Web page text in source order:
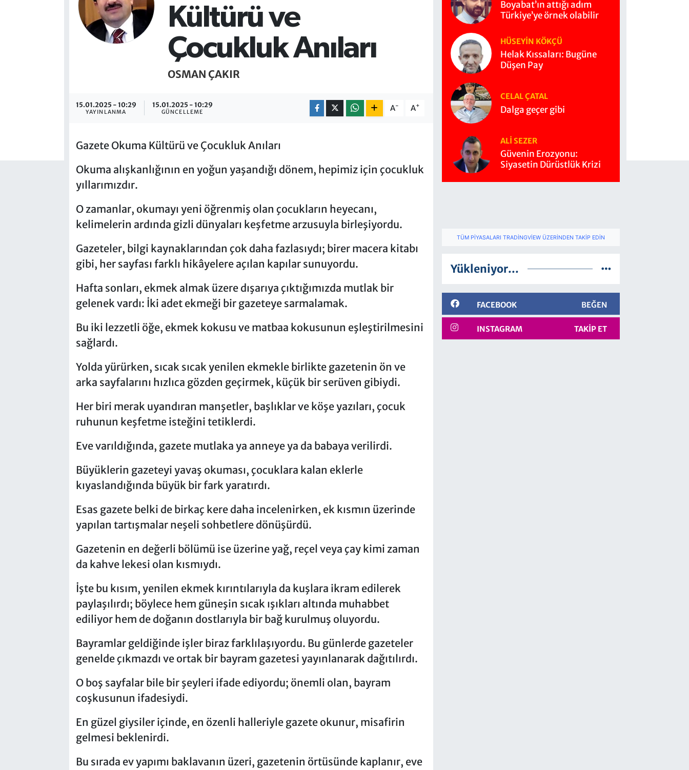
Kültürü ve
Çocukluk Anıları
OSMAN ÇAKIR
15.01.2025 - 10:29
YAYINLANMA
15.01.2025 - 10:29
GÜNCELLEME A- A+
Gazete Okuma Kültürü ve Çocukluk Anıları
Okuma alışkanlığının en yoğun yaşandığı dönem, hepimiz için çocukluk
yıllarımızdır.
O zamanlar, okumayı yeni öğrenmiş olan çocukların heyecanı,
kelimelerin ardında gizli dünyaları keşfetme arzusuyla birleşiyordu.
Gazeteler, bilgi kaynaklarından çok daha fazlasıydı; birer macera kitabı
gibi, her sayfası farklı hikâyelere açılan kapılar sunuyordu.
Hafta sonları, ekmek almak üzere dışarıya çıktığımızda mutlak bir
gelenek vardı: İki adet ekmeği bir gazeteye sarmalamak.
Bu iki lezzetli öğe, ekmek kokusu ve matbaa kokusunun eşleştirilmesini
sağlardı.
Yolda yürürken, sıcak sıcak yenilen ekmekle birlikte gazetenin ön ve
arka sayfalarını hızlıca gözden geçirmek, küçük bir serüven gibiydi.
Her biri merak uyandıran manşetler, başlıklar ve köşe yazıları, çocuk
ruhunun keşfetme isteğini tetiklerdi.
Eve varıldığında, gazete mutlaka ya anneye ya da babaya verilirdi.
Büyüklerin gazeteyi yavaş okuması, çocuklara kalan eklerle
kıyaslandığında büyük bir fark yaratırdı.
Esas gazete belki de birkaç kere daha incelenirken, ek kısmın üzerinde
yapılan tartışmalar neşeli sohbetlere dönüşürdü.
Gazetenin en değerli bölümü ise üzerine yağ, reçel veya çay kimi zaman
da kahve lekesi olan kısmıydı.
İşte bu kısım, yenilen ekmek kırıntılarıyla da kuşlara ikram edilerek
paylaşılırdı; böylece hem güneşin sıcak ışıkları altında muhabbet
ediliyor hem de doğanın dostlarıyla bir bağ kurulmuş oluyordu.
Bayramlar geldiğinde işler biraz farklılaşıyordu. Bu günlerde gazeteler
genelde çıkmazdı ve ortak bir bayram gazetesi yayınlanarak dağıtılırdı.
O boş sayfalar bile bir şeyleri ifade ediyordu; önemli olan, bayram
coşkusunun ifadesiydi.
En güzel giysiler içinde, en özenli halleriyle gazete okunur, misafirin
gelmesi beklenirdi.
Bu sırada ev yapımı baklavanın üzeri, gazetenin örtüsünde kaplanır, eve
Boyabat’ın attığı adım
Türkiye’ye örnek olabilir
HÜSEYIN KÖKÇÜ
Helak Kıssaları: Bugüne
Düşen Pay
CELAL ÇATAL
Dalga geçer gibi
ALI SEZER
Güvenin Erozyonu:
Siyasetin Dürüstlük Krizi
TÜM PIYASALARI TRADINGVIEW ÜZERINDEN TAKIP EDIN
Yükleniyor...
FACEBOOK BEĞEN
INSTAGRAM TAKIP ET